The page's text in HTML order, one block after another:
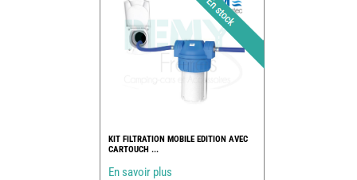
KIT FILTRATION MOBILE EDITION AVEC
CARTOUCH ...
En savoir plus